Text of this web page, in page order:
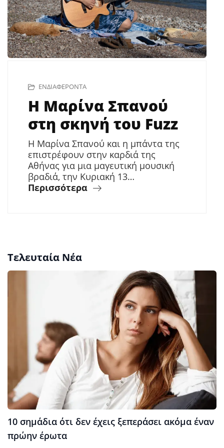
ΕΝΔΙΑΦΈΡΟΝΤΑ
Η Μαρίνα Σπανού
στη σκηνή του Fuzz
Η Μαρίνα Σπανού και η μπάντα της
επιστρέφουν στην καρδιά της
Αθήνας για μια μαγευτική μουσική
βραδιά, την Κυριακή 13…
Περισσότερα
Τελευταία Νέα
10 σημάδια ότι δεν έχεις ξεπεράσει ακόμα έναν
πρώην έρωτα